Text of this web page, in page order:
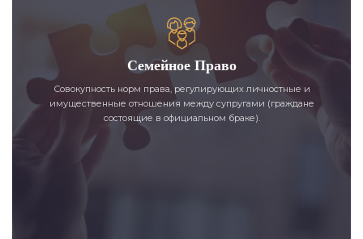
Семейное Право
Совокупность норм права, регулирующих личностные и
имущественные отношения между супругами (граждане
состоящие в официальном браке).